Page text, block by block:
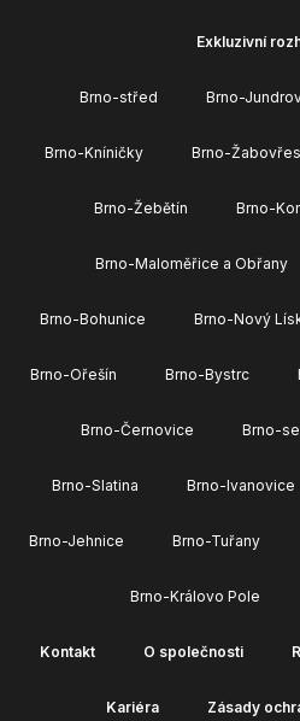
Exkluzivní
Brno-střed Brno-
Brno-Kníničky Brno-
Brno-Žebětín Brno-
Brno-Maloměřice a Obřany
Brno-Bohunice Brno-Nový
Brno-Ořešín Brno-Bystrc
Brno-Černovice Brno-
Brno-Slatina Brno-Ivanovice
Brno-Jehnice Brno-Tuřany
Brno-Královo Pole
Kontakt O společnosti
Kariéra Zásady